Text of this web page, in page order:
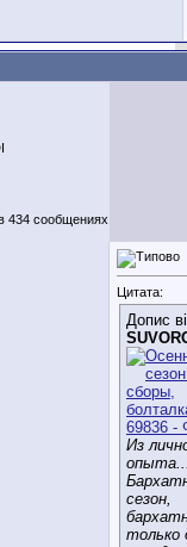
434 сообщениях
Цитата:
Допис
Из
сезон,
только